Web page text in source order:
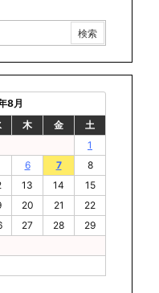
8月
木 金
土
1
6 7
8
13 14
15
20 21
22
27 28
29